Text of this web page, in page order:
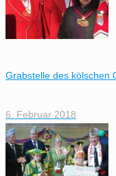
Grabstelle des kölschen
6. Februar 2018